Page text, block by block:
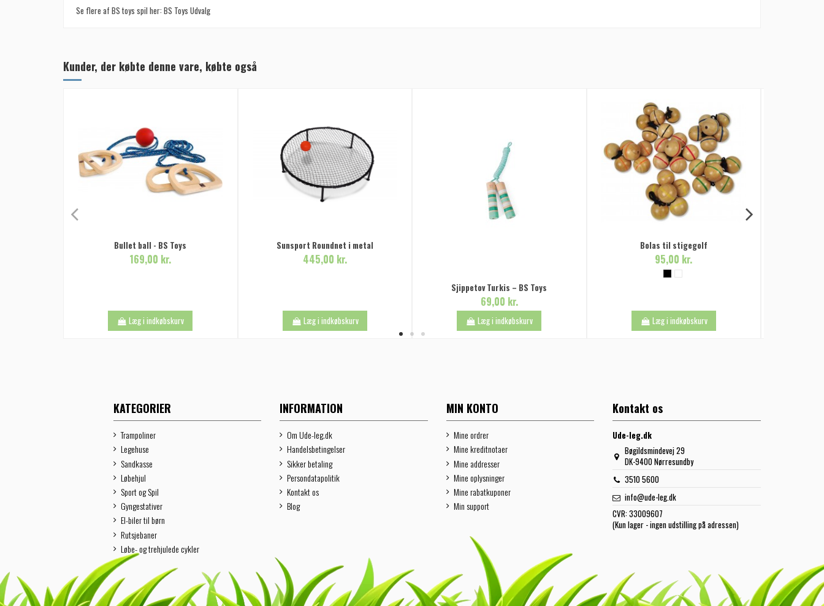
Se flere af BS toys spil her: BS Toys Udvalg
Kunder, der købte denne vare, købte også
Bullet ball - BS Toys
169,00 kr.
Læg i indkøbskurv
Sunsport Roundnet i metal
445,00 kr.
Læg i indkøbskurv
Sjippetov Turkis – BS Toys
69,00 kr.
Læg i indkøbskurv
Bolas til stigegolf
95,00 kr.
Læg i indkøbskurv
KATEGORIER
Trampoliner
Legehuse
Sandkasse
Løbehjul
Sport og Spil
Gyngestativer
El-biler til børn
Rutsjebaner
Løbe- og trehjulede cykler
INFORMATION
Om Ude-leg.dk
Handelsbetingelser
Sikker betaling
Persondatapolitik
Kontakt os
Blog
MIN KONTO
Mine ordrer
Mine kreditnotaer
Mine addresser
Mine oplysninger
Mine rabatkuponer
Min support
Kontakt os
Ude-leg.dk
Bøgildsmindevej 29
DK-9400 Nørresundby
3510 5600
info@ude-leg.dk
CVR:33009607
(Kun lager - ingen udstilling på adressen)